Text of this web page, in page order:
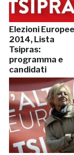
Elezioni Europee
2014, Lista
Tsipras:
programma e
candidati